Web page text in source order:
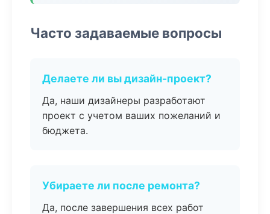
Часто задаваемые вопросы
Делаете ли вы дизайн-проект?
Да, наши дизайнеры разработают
проект с учетом ваших пожеланий и
бюджета.
Убираете ли после ремонта?
Да, после завершения всех работ